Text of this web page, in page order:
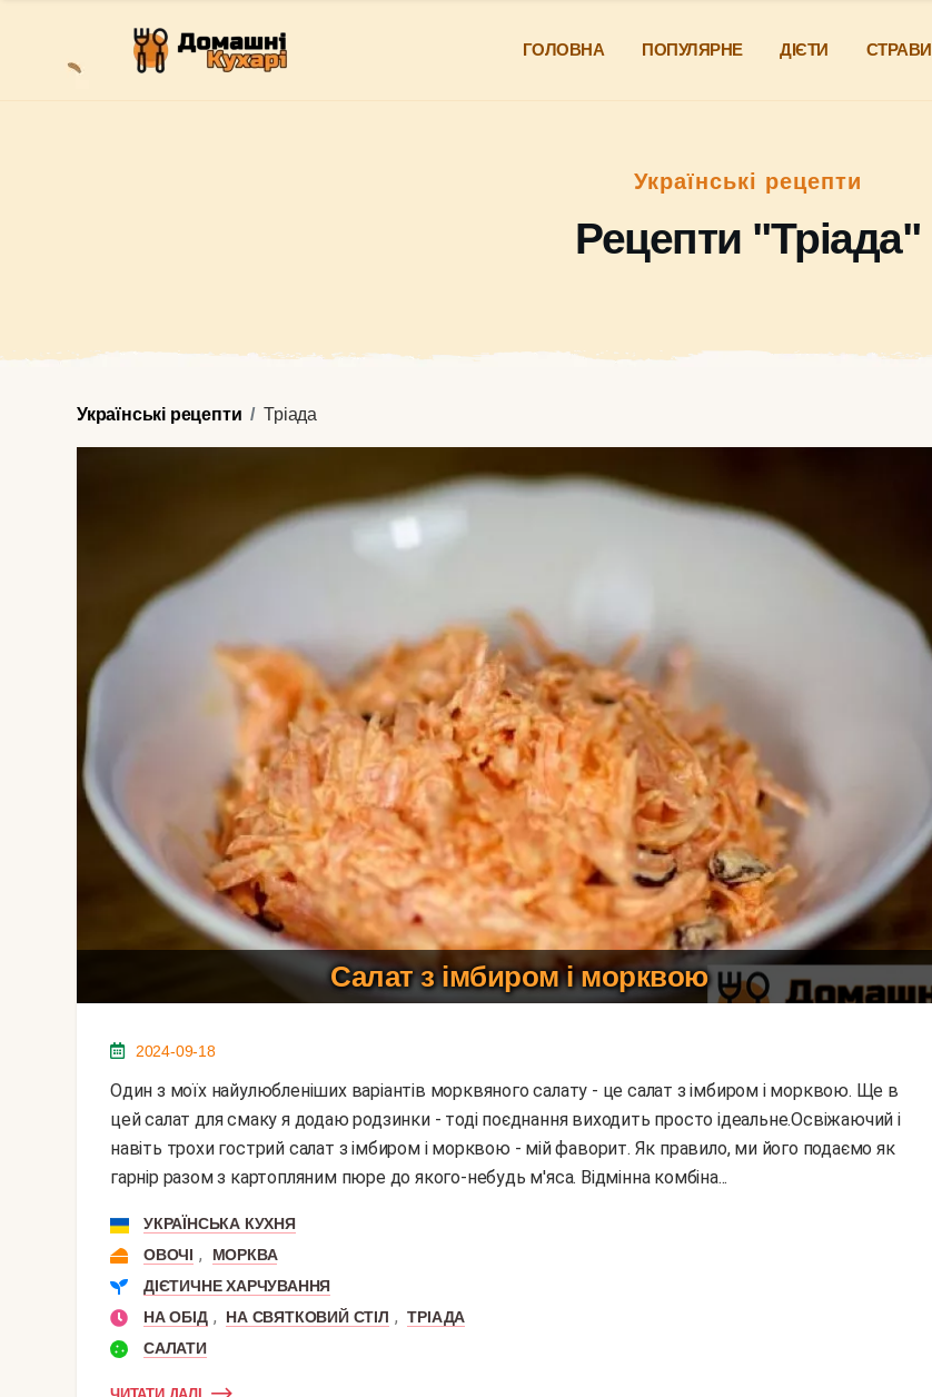
ГОЛОВНА ПОПУЛЯРНЕ ДІЄТИ СТРАВИ
Українські рецепти
Рецепти "Тріада"
Українські рецепти Тріада
Салат з імбиром і морквою
2024-09-18
Один з моїх найулюбленіших варіантів морквяного салату - це салат з імбиром і морквою. Ще в
цей салат для смаку я додаю родзинки - тоді поєднання виходить просто ідеальне.Освіжаючий і
навіть трохи гострий салат з імбиром і морквою - мій фаворит. Як правило, ми його подаємо як
гарнір разом з картопляним пюре до якого-небудь м'яса. Відмінна комбіна...
УКРАЇНСЬКА КУХНЯ
ОВОЧІ ,
МОРКВА
ДІЄТИЧНЕ ХАРЧУВАННЯ
НА ОБІД , НА СВЯТКОВИЙ СТІЛ , ТРІАДА
САЛАТИ
ЧИТАТИ ДАЛІ